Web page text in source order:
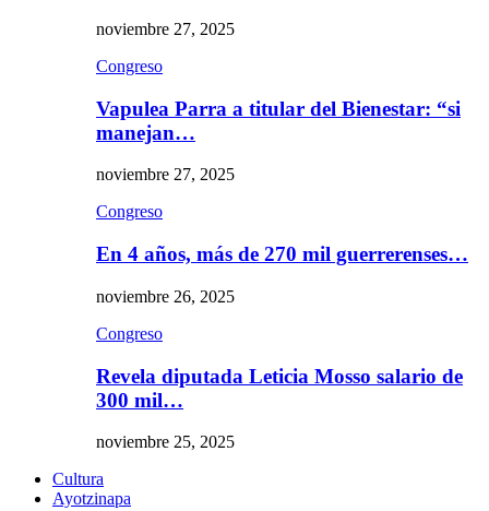
noviembre 27, 2025
Congreso
Vapulea Parra a titular del Bienestar: “si
manejan…
noviembre 27, 2025
Congreso
En 4 años, más de 270 mil guerrerenses…
noviembre 26, 2025
Congreso
Revela diputada Leticia Mosso salario de
300 mil…
noviembre 25, 2025
Cultura
Ayotzinapa